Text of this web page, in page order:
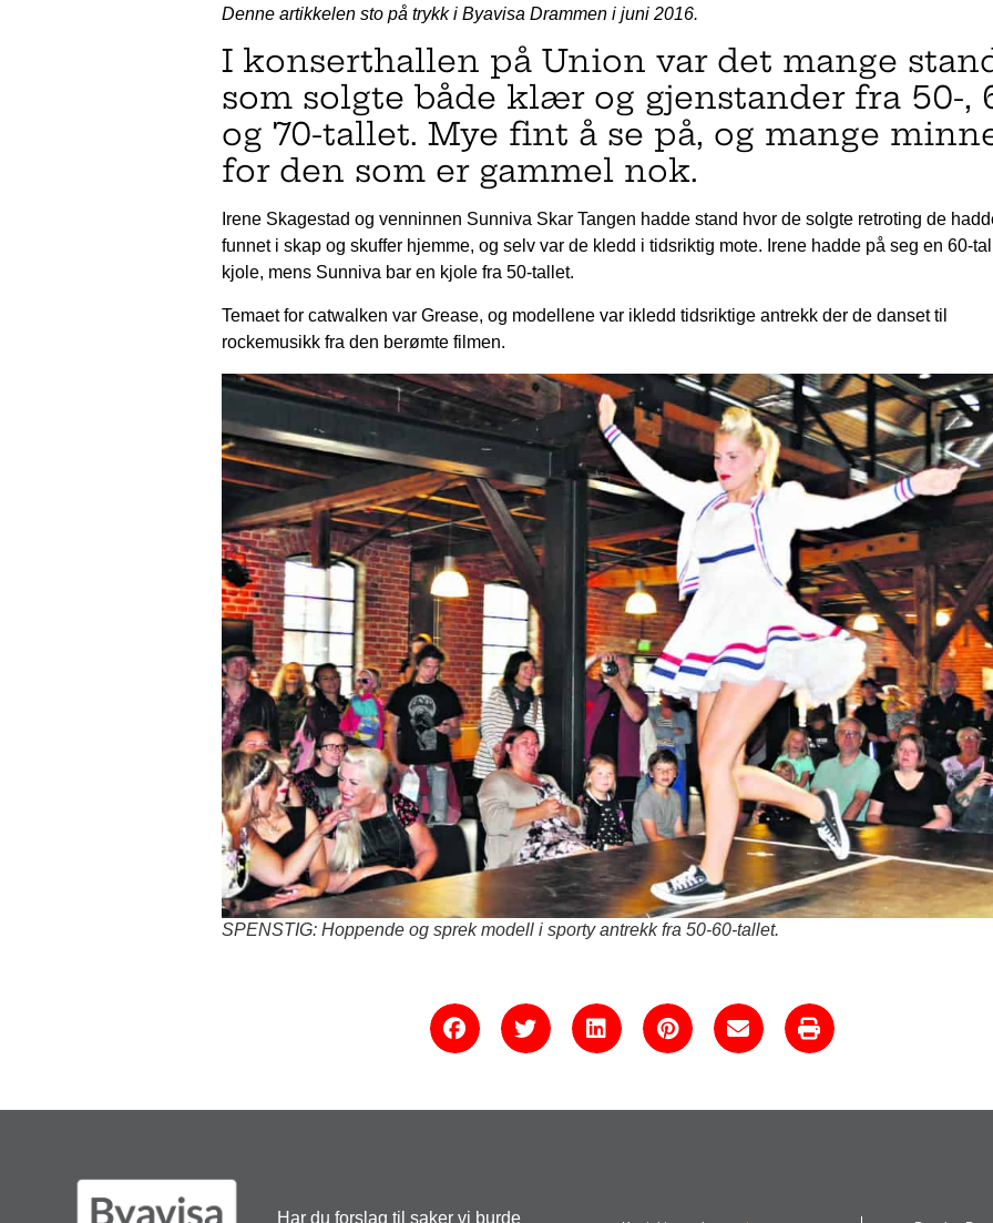
Denne artikkelen sto på trykk i Byavisa Drammen i juni 2016.
I konserthallen på Union var det mange
som solgte både klær og gjenstander fra 50-,
og 70-tallet. Mye fint å se på, og mange
for den som er gammel nok.
Irene Skagestad og venninnen Sunniva Skar Tangen hadde stand hvor de solgte retroting de
funnet i skap og skuffer hjemme, og selv var de kledd i tidsriktig mote. Irene hadde på seg en 60-
kjole, mens Sunniva bar en kjole fra 50-tallet.
Temaet for catwalken var Grease, og modellene var ikledd tidsriktige antrekk der de danset til
rockemusikk fra den berømte filmen.
SPENSTIG: Hoppende og sprek modell i sporty antrekk fra 50-60-tallet.
Har du forslag til saker vi burde